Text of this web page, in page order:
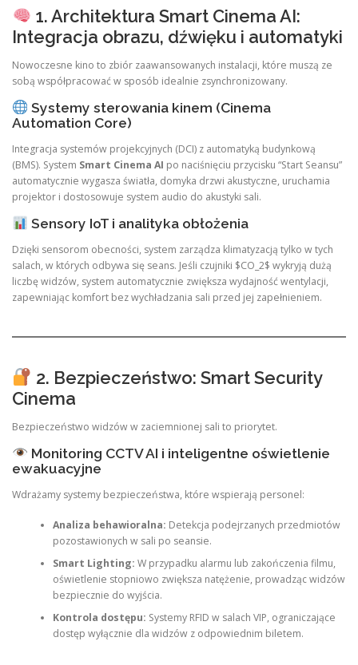
1. Architektura Smart Cinema AI:
Integracja obrazu, dźwięku i automatyki
Nowoczesne kino to zbiór zaawansowanych instalacji, które muszą ze
sobą współpracować w sposób idealnie zsynchronizowany.
Systemy sterowania kinem (Cinema
Automation Core)
Integracja systemów projekcyjnych (DCI) z automatyką budynkową
(BMS). System Smart Cinema AI po naciśnięciu przycisku “Start Seansu”
automatycznie wygasza światła, domyka drzwi akustyczne, uruchamia
projektor i dostosowuje system audio do akustyki sali.
Sensory IoT i analityka obłożenia
Dzięki sensorom obecności, system zarządza klimatyzacją tylko w tych
salach, w których odbywa się seans. Jeśli czujniki $CO_2$ wykryją dużą
liczbę widzów, system automatycznie zwiększa wydajność wentylacji,
zapewniając komfort bez wychładzania sali przed jej zapełnieniem.
2. Bezpieczeństwo: Smart Security
Cinema
Bezpieczeństwo widzów w zaciemnionej sali to priorytet.
Monitoring CCTV AI i inteligentne oświetlenie
ewakuacyjne
Wdrażamy systemy bezpieczeństwa, które wspierają personel:
Analiza behawioralna: Detekcja podejrzanych przedmiotów
pozostawionych w sali po seansie.
Smart Lighting: W przypadku alarmu lub zakończenia filmu,
oświetlenie stopniowo zwiększa natężenie, prowadząc widzów
bezpiecznie do wyjścia.
Kontrola dostępu: Systemy RFID w salach VIP, ograniczające
dostęp wyłącznie dla widzów z odpowiednim biletem.